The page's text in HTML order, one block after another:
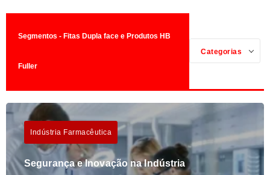
Segmentos - Fitas Dupla face e Produtos HB
Fuller
Categorias
Indústria Farmacêutica
Segurança e Inovação na Indústria